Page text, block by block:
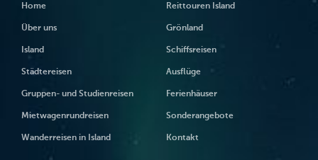
Home
Über uns
Island
Städtereisen
Gruppen- und Studienreisen
Mietwagenrundreisen
Wanderreisen in Island
Reittouren Island
Grönland
Schiffsreisen
Ausflüge
Ferienhäuser
Sonderangebote
Kontakt